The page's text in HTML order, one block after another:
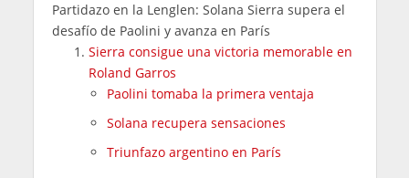
Partidazo en la Lenglen: Solana Sierra supera el
desafío de Paolini y avanza en París
Sierra consigue una victoria memorable en
Roland Garros
Paolini tomaba la primera ventaja
Solana recupera sensaciones
Triunfazo argentino en París